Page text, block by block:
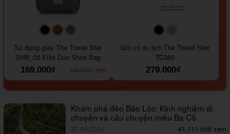
#000000#964B00
Túi đựng giày The Travel Star
SHB_02 Elite Duo Shoe Bag
169.000₫
-15%
Gối cổ du lịch The Travel Star
TC360
279.000₫
Khám phá đèo Bảo Lộc: Kinh nghiệm di
chuyển và câu chuyện miếu Ba Cô
20.04.2024 41,111 lượt xem